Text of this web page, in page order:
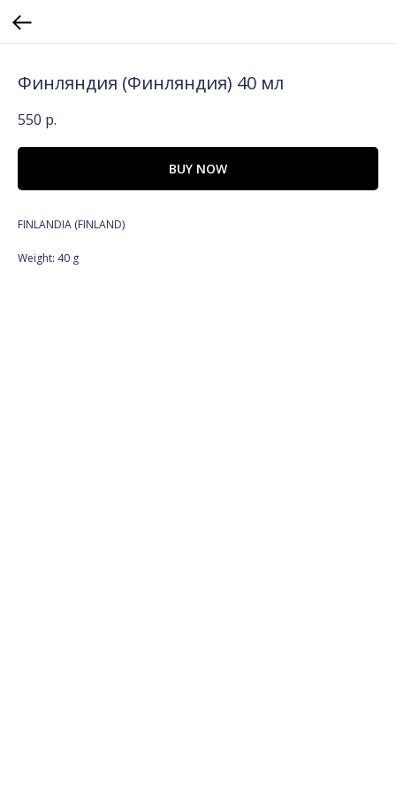
Финляндия (Финляндия) 40 мл
550 р.
BUY NOW
FINLANDIA (FINLAND)
Weight: 40 g